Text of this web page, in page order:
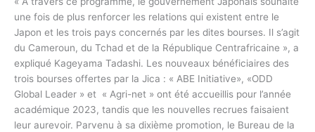
une fois de plus renforcer les relations qui existent entre le
Japon et les trois pays concernés par les dites bourses. Il s’agit
du Cameroun, du Tchad et de la République Centrafricaine », a
expliqué Kageyama Tadashi. Les nouveaux bénéficiaires des
trois bourses offertes par la Jica : « ABE Initiative», «ODD
Global Leader » et « Agri-net » ont été accueillis pour l’année
académique 2023, tandis que les nouvelles recrues faisaient
leur aurevoir. Parvenu à sa dixième promotion, le Bureau de la